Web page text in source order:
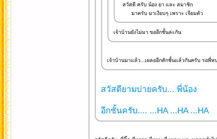
สวัสดี ครับ น้อง ยา และ สมาชิก
มาครับ มาเงียบๆ เพราะ เจียมตัว
เจ้าบ้านยังไม่มา ขออีกชั้นล่ะกัน
เจ้าบ้านมาแล้ว...เผลออีกสักชั้นแล้วกันครับ รอพี่
สวัสดียามบ่ายครับ... พี่น้อง
อีกชั้นครับ.... ...HA ...HA ...HA